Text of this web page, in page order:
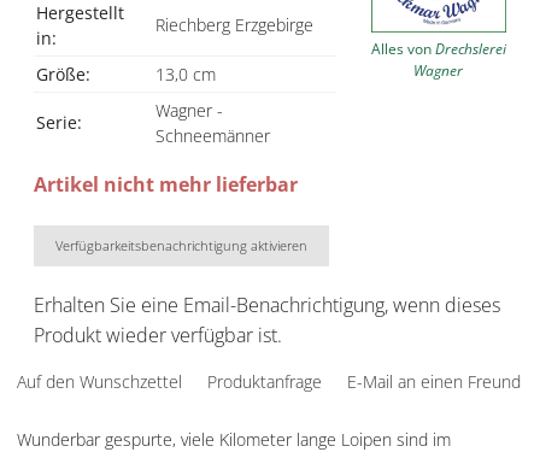
Hergestellt
in:
Riechberg Erzgebirge
Größe: 13,0 cm
Serie:
Wagner -
Schneemänner
Alles vonDrechslerei
Wagner
Artikel nicht mehr lieferbar
Verfügbarkeitsbenachrichtigung aktivieren
Erhalten Sie eine Email-Benachrichtigung, wenn dieses
Produkt wieder verfügbar ist.
Auf den Wunschzettel Produktanfrage E-Mail an einen Freund
Wunderbar gespurte, viele Kilometer lange Loipen sind im